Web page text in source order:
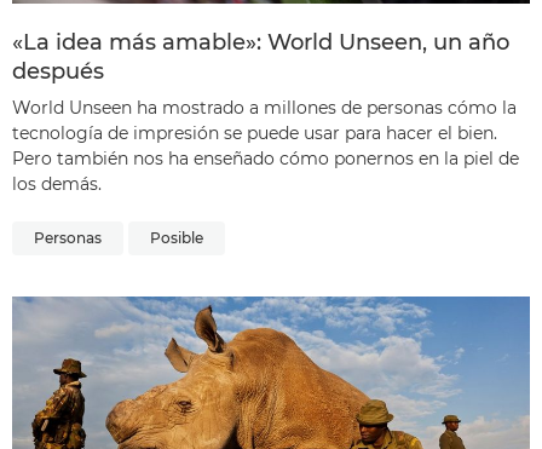
«La idea más amable»: World Unseen, un año
después
World Unseen ha mostrado a millones de personas cómo la
tecnología de impresión se puede usar para hacer el bien.
Pero también nos ha enseñado cómo ponernos en la piel de
los demás.
Personas Posible